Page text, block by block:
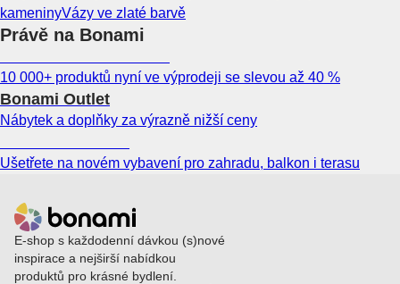
kameninyVázy ve zlaté barvě
Právě na Bonami
10 000+ produktů nyní ve výprodeji se slevou až 40 %
Bonami Outlet
Nábytek a doplňky za výrazně nižší ceny
Ušetřete na novém vybavení pro zahradu, balkon i terasu
E-shop s každodenní dávkou (s)nové
inspirace a nejširší nabídkou
produktů pro krásné bydlení.